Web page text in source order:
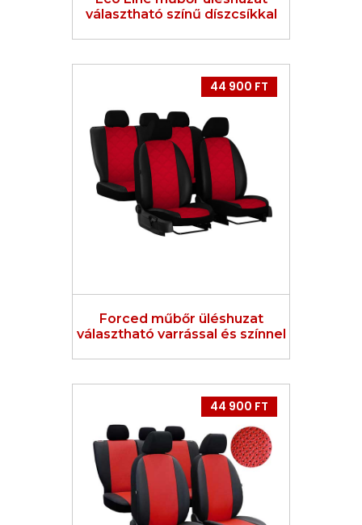
választható színű díszcsíkkal
44 900 FT
Forced műbőr üléshuzat
választható varrással és színnel
44 900 FT